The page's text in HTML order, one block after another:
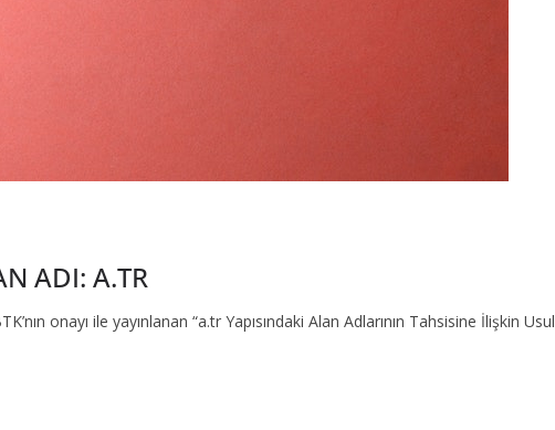
ADI: A.TR
onayı ile yayınlanan “a.tr Yapısındaki Alan Adlarının Tahsisine İlişkin Usul